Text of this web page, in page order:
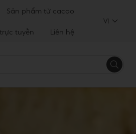
Sản phẩm từ cacao
tuyến Liên hệ
VI
Tìm